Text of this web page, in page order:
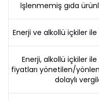
İşlenmemiş gıda
Enerji ve alkollü içkiler
Enerji, alkollü içkiler
fiyatları yönetilen/
dolaylı